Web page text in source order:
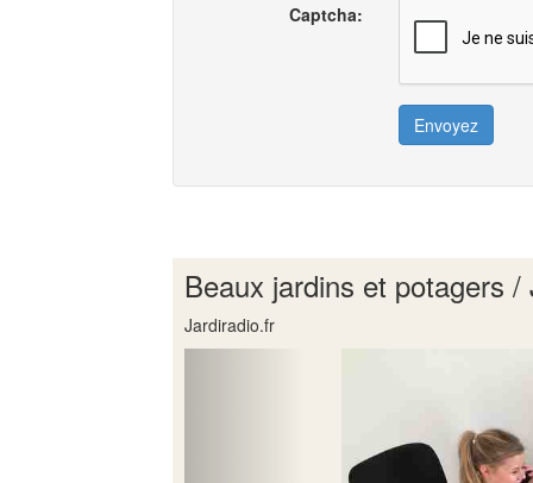
Captcha:
Envoyez
Beaux jardins et potagers /
Jardiradio.fr